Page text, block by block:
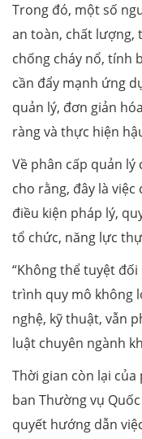
Trong đó, một số
an toàn, chất lượng,
chống cháy nổ, tính
cần đẩy mạnh ứng
quản lý, đơn giản
ràng và thực hiện
Về phân cấp quản
cho rằng, đây là
điều kiện pháp lý,
tổ chức, năng lực
“Không thể tuyệt
trình quy mô không
nghệ, kỹ thuật, vẫn
luật chuyên ngành
Thời gian còn lại
ban Thường vụ
quyết hướng dẫn